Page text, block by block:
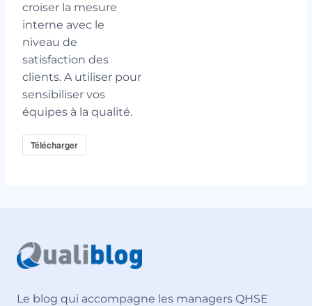
croiser la mesure
interne avec le
niveau de
satisfaction des
clients. A utiliser pour
sensibiliser vos
équipes à la qualité.
Télécharger
Le blog qui accompagne les managers QHSE